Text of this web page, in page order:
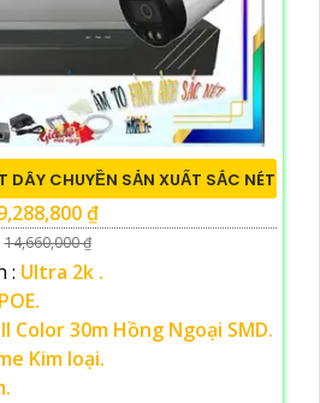
DÂY CHUYỀN SẢN XUẤT SẮC NÉT
₫
14,660,000 ₫
: Ultra 2k .
Color 30m Hồng Ngoại SMD.
Kim loại.